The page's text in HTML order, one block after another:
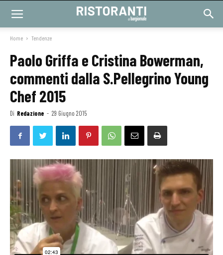
Home Tendenze
Paolo Griffa e Cristina Bowerman,
commenti dalla S.Pellegrino Young
Chef 2015
Di Redazione - 29 Giugno 2015